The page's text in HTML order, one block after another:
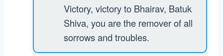
Victory, victory to Bhairav, Batuk
Shiva, you are the remover of all
sorrows and troubles.